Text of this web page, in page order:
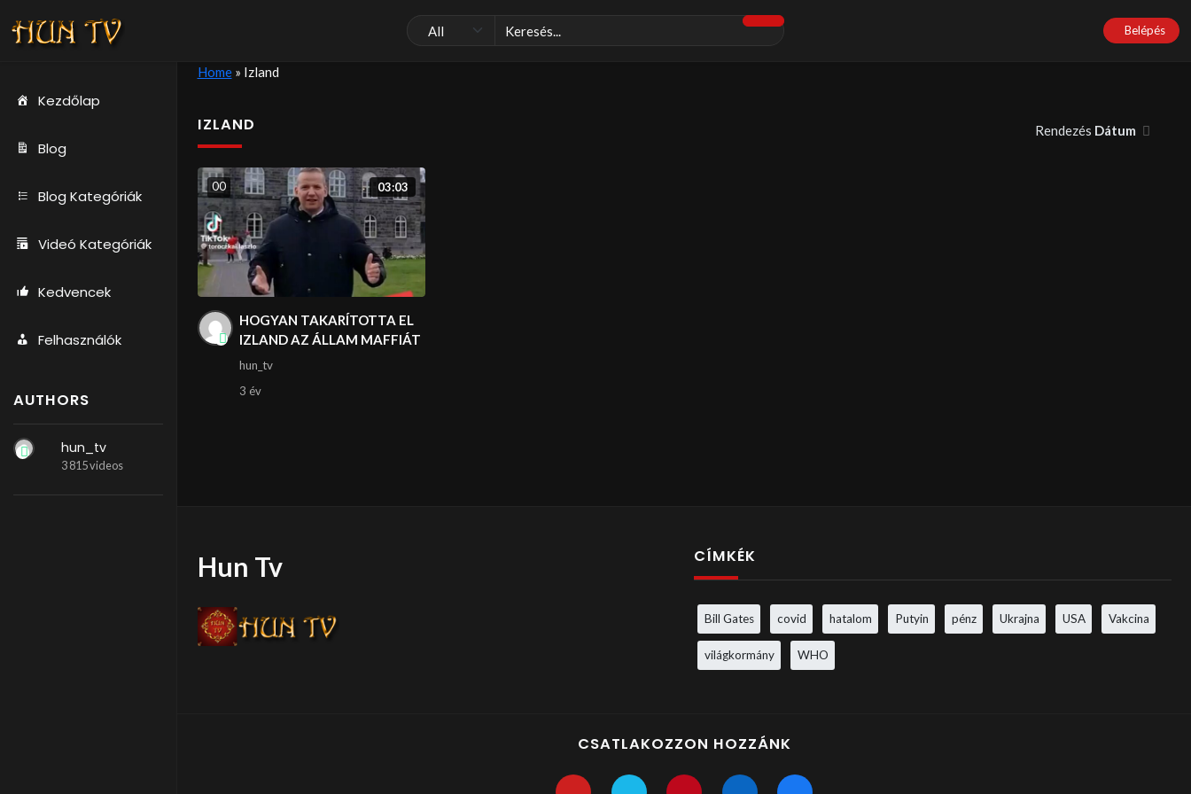
Belépés
Kezdőlap
Blog
Blog Kategóriák
Videó Kategóriák
Kedvencek
Felhasználók
AUTHORS
hun_tv
3 815 videos
Home» Izland
IZLAND Rendezés Dátum
03:03
00
HOGYAN TAKARÍTOTTA EL
IZLAND AZ ÁLLAM MAFFIÁT
hun_tv
3 év
Hun Tv CÍMKÉK
Bill Gates covid hatalom Putyin pénz Ukrajna USA Vakcina
világkormány WHO
CSATLAKOZZON HOZZÁNK